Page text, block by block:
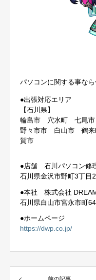
パソコンに関する事なら
●出張対応エリア
【石川県】
輪島市 穴水町 七尾
野々市市 白山市 鶴
賀市
●店舗 石川パソコン修
石川県金沢市野町3丁
●本社 株式会社
石川県白山市宮永市町
●ホームページ
https://dwp.co.jp/